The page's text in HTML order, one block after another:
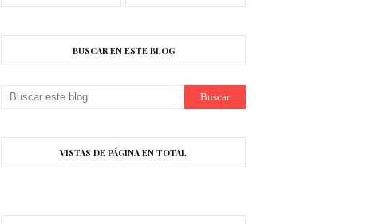
BUSCAR EN ESTE BLOG
VISTAS DE PÁGINA EN TOTAL